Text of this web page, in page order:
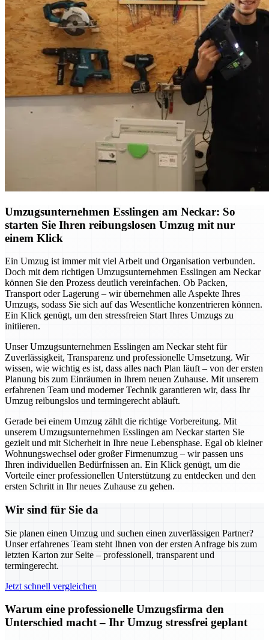
Umzugsunternehmen Esslingen am Neckar: So
starten Sie Ihren reibungslosen Umzug mit nur
einem Klick
Ein Umzug ist immer mit viel Arbeit und Organisation verbunden.
Doch mit dem richtigen Umzugsunternehmen Esslingen am Neckar
können Sie den Prozess deutlich vereinfachen. Ob Packen,
Transport oder Lagerung – wir übernehmen alle Aspekte Ihres
Umzugs, sodass Sie sich auf das Wesentliche konzentrieren können.
Ein Klick genügt, um den stressfreien Start Ihres Umzugs zu
initiieren.
Unser Umzugsunternehmen Esslingen am Neckar steht für
Zuverlässigkeit, Transparenz und professionelle Umsetzung. Wir
wissen, wie wichtig es ist, dass alles nach Plan läuft – von der ersten
Planung bis zum Einräumen in Ihrem neuen Zuhause. Mit unserem
erfahrenen Team und moderner Technik garantieren wir, dass Ihr
Umzug reibungslos und termingerecht abläuft.
Gerade bei einem Umzug zählt die richtige Vorbereitung. Mit
unserem Umzugsunternehmen Esslingen am Neckar starten Sie
gezielt und mit Sicherheit in Ihre neue Lebensphase. Egal ob kleiner
Wohnungswechsel oder großer Firmenumzug – wir passen uns
Ihren individuellen Bedürfnissen an. Ein Klick genügt, um die
Vorteile einer professionellen Unterstützung zu entdecken und den
ersten Schritt in Ihr neues Zuhause zu gehen.
Wir sind für Sie da
Sie planen einen Umzug und suchen einen zuverlässigen Partner?
Unser erfahrenes Team steht Ihnen von der ersten Anfrage bis zum
letzten Karton zur Seite – professionell, transparent und
termingerecht.
Jetzt schnell vergleichen
Warum eine professionelle Umzugsfirma den
Unterschied macht – Ihr Umzug stressfrei geplant